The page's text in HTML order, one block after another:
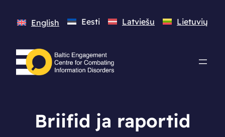
English Eesti Latviešu Lietuvių
Briifid ja raportid